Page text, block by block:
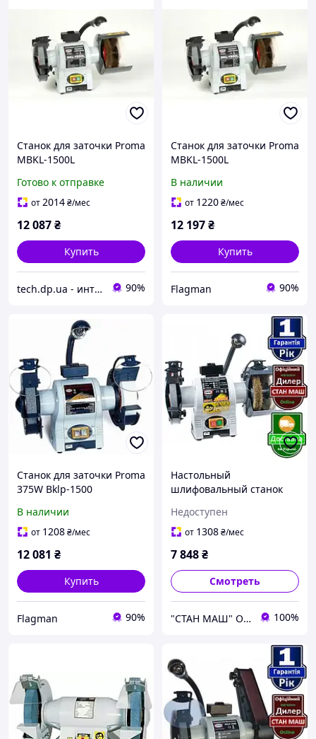
Станок для заточки Proma
MBKL-1500L
Готово к отправке
от2014₴/мес
12 087₴
Купить
tech.dp.ua - интернет магазин 90%
Станок для заточки Proma
MBKL-1500L
В наличии
от 1220₴/мес
12 197₴
Купить
Flagman 90%
Станок для заточки Proma
375W Bklp-1500
В наличии
от 1208₴/мес
12 081 ₴
Купить
Flagman 90%
Настольный
шлифовальный станок
Недоступен
от 1308₴/мес
7 848₴
Смотреть
"СТАН МАШ" Официальный дилер TM: Holzmann, OPTImum, FDB Maschinen, Holzstar, Proma, Torin. 100%